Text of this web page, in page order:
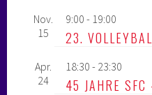
Nov.
15
9:00 - 19:00
23.
Apr.
24
18:30 - 23:30
45 JAHRE SFC